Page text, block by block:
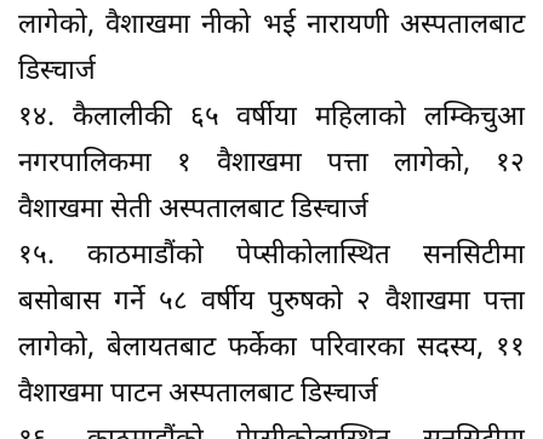
लागेको, वैशाखमा नीको भई नारायणी अस्पतालबाट
डिस्चार्ज
१४. कैलालीकी ६५ वर्षीया महिलाको लम्किचुआ
नगरपालिकमा १ वैशाखमा पत्ता लागेको, १२
वैशाखमा सेती अस्पतालबाट डिस्चार्ज
१५. काठमाडौंको पेप्सीकोलास्थित सनसिटीमा
बसोबास गर्ने ५८ वर्षीय पुरुषको २ वैशाखमा पत्ता
लागेको, बेलायतबाट फर्केका परिवारका सदस्य, ११
वैशाखमा पाटन अस्पतालबाट डिस्चार्ज